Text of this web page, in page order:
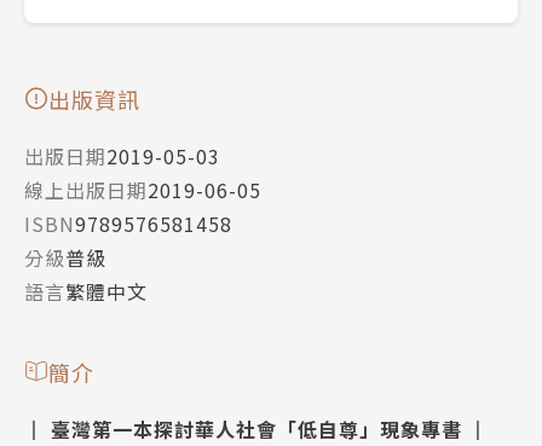
出版資訊
出版日期2019-05-03
線上出版日期2019-06-05
ISBN9789576581458
分級普級
語言繁體中文
簡介
║ 臺灣第一本探討華人社會「低自尊」現象專書 ║